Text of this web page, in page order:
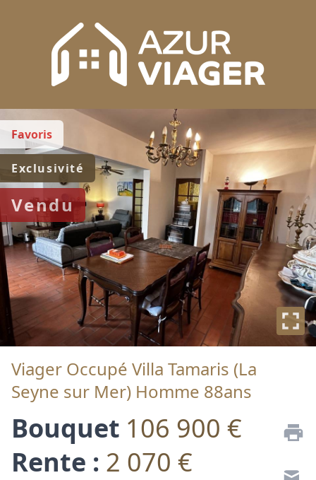
Favoris
Exclusivité
Vendu
Viager Occupé Villa Tamaris (La
Seyne sur Mer) Homme 88ans
Bouquet 106 900 €
Rente : 2 070 €